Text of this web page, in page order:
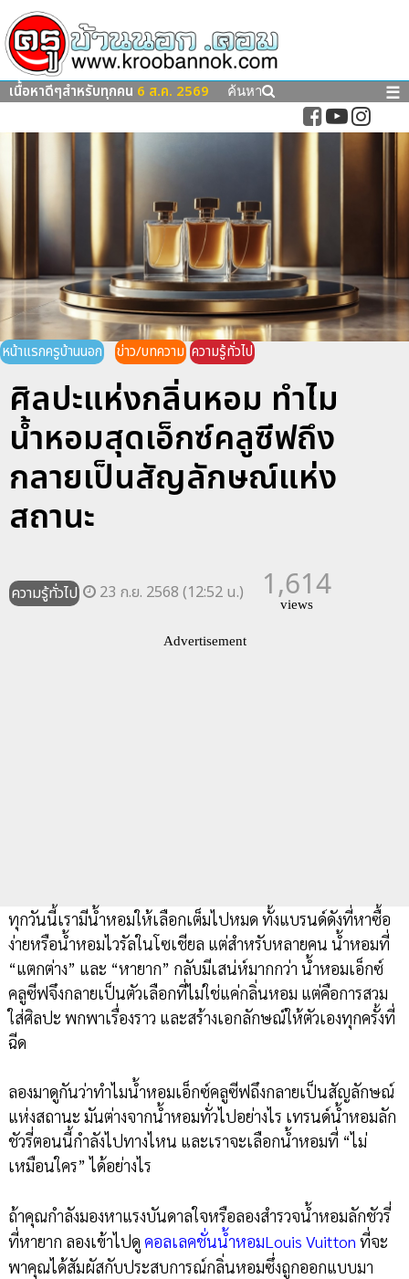
เนื้อหาดีๆสำหรับทุกคน 6 ส.ค. 2569 ค้นหา ☰
หน้าแรกครูบ้านนอก ข่าว/บทความ ความรู้ทั่วไป
ศิลปะแห่งกลิ่นหอม ทำไม
น้ำหอมสุดเอ็กซ์คลูซีฟถึง
กลายเป็นสัญลักษณ์แห่ง
สถานะ
ความรู้ทั่วไป 23 ก.ย. 2568 (12:52 น.) 1,614
views
Advertisement
ทุกวันนี้เรามีน้ำหอมให้เลือกเต็มไปหมด ทั้งแบรนด์ดังที่หาซื้อ
ง่ายหรือน้ำหอมไวรัลในโซเชียล แต่สำหรับหลายคน น้ำหอมที่
“แตกต่าง” และ “หายาก” กลับมีเสน่ห์มากกว่า น้ำหอมเอ็กซ์
คลูซีฟจึงกลายเป็นตัวเลือกที่ไม่ใช่แค่กลิ่นหอม แต่คือการสวม
ใส่ศิลปะ พกพาเรื่องราว และสร้างเอกลักษณ์ให้ตัวเองทุกครั้งที่
ฉีด
ลองมาดูกันว่าทำไมน้ำหอมเอ็กซ์คลูซีฟถึงกลายเป็นสัญลักษณ์
แห่งสถานะ มันต่างจากน้ำหอมทั่วไปอย่างไร เทรนด์น้ำหอมลัก
ชัวรี่ตอนนี้กำลังไปทางไหน และเราจะเลือกน้ำหอมที่ “ไม่
เหมือนใคร” ได้อย่างไร
ถ้าคุณกำลังมองหาแรงบันดาลใจหรือลองสำรวจน้ำหอมลักชัวรี่
ที่หายาก ลองเข้าไปดู คอลเลคชั่นน้ำหอมLouis Vuitton ที่จะ
พาคุณได้สัมผัสกับประสบการณ์กลิ่นหอมซึ่งถูกออกแบบมา